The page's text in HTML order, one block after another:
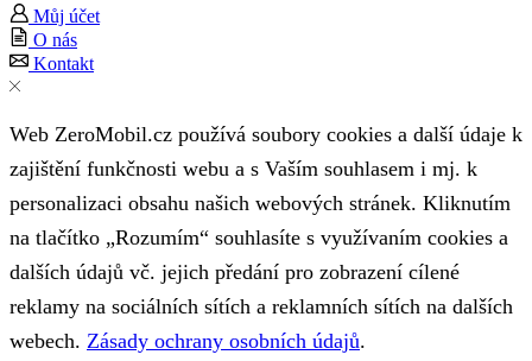
Můj účet
O nás
Kontakt
Web ZeroMobil.cz používá soubory cookies a další údaje k
zajištění funkčnosti webu a s Vaším souhlasem i mj. k
personalizaci obsahu našich webových stránek. Kliknutím
na tlačítko „Rozumím“ souhlasíte s využívaním cookies a
dalších údajů vč. jejich předání pro zobrazení cílené
reklamy na sociálních sítích a reklamních sítích na dalších
webech. Zásady ochrany osobních údajů.